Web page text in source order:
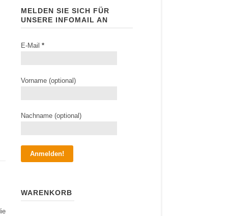
MELDEN SIE SICH FÜR
UNSERE INFOMAIL AN
E-Mail *
Vorname (optional)
Nachname (optional)
WARENKORB